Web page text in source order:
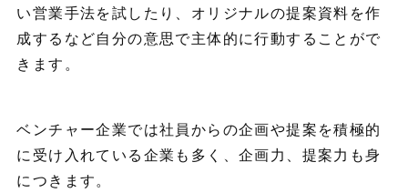
い営業手法を試したり、オリジナルの提案資料を作
成するなど自分の意思で主体的に行動することがで
きます。
ベンチャー企業では社員からの企画や提案を積極的
に受け入れている企業も多く、企画力、提案力も身
につきます。